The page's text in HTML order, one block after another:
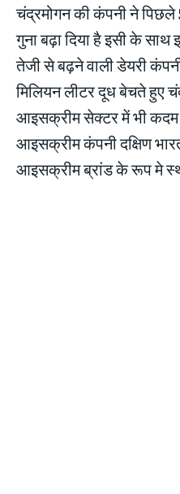
चंद्रमोगन की कंपनी ने पिछले
गुना बढ़ा दिया है इसी के
तेजी से बढ़ने वाली डेयरी
मिलियन लीटर दूध बेचते हुए
आइसक्रीम सेक्टर में भी
आइसक्रीम कंपनी दक्षिण
आइसक्रीम ब्रांड के रूप मे